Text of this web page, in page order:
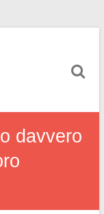
davvero